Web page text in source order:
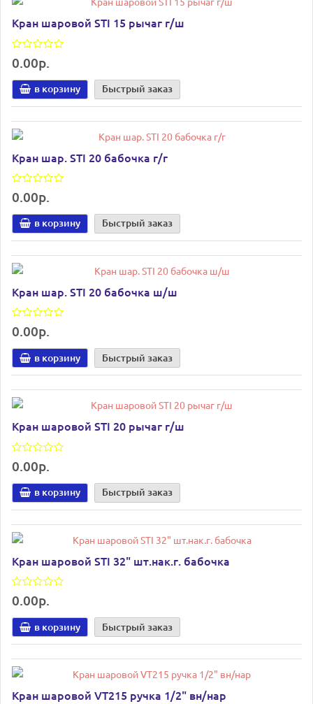
Кран шаровой STI 15 рычаг г/ш
0.00р.
в корзину Быстрый заказ
Кран шар. STI 20 бабочка г/г
0.00р.
в корзину Быстрый заказ
Кран шар. STI 20 бабочка ш/ш
0.00р.
в корзину Быстрый заказ
Кран шаровой STI 20 рычаг г/ш
0.00р.
в корзину Быстрый заказ
Кран шаровой STI 32" шт.нак.г. бабочка
0.00р.
в корзину Быстрый заказ
Кран шаровой VT215 ручка 1/2" вн/нар